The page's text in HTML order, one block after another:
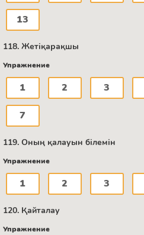
13
118. Жетіқарақшы
Упражнение
1 2 3
7
119. Оның қалауын білемін
Упражнение
1 2 3
120. Қайталау
Упражнение